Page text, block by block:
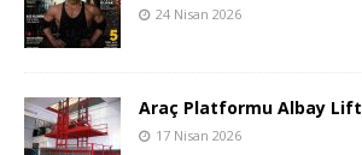
24 Nisan 2026
Araç Platformu Albay Lift
17 Nisan 2026